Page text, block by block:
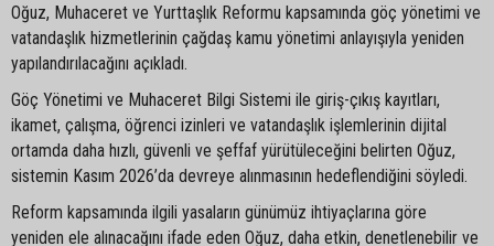
Oğuz, Muhaceret ve Yurttaşlık Reformu kapsamında göç yönetimi ve
vatandaşlık hizmetlerinin çağdaş kamu yönetimi anlayışıyla yeniden
yapılandırılacağını açıkladı.
Göç Yönetimi ve Muhaceret Bilgi Sistemi ile giriş-çıkış kayıtları,
ikamet, çalışma, öğrenci izinleri ve vatandaşlık işlemlerinin dijital
ortamda daha hızlı, güvenli ve şeffaf yürütüleceğini belirten Oğuz,
sistemin Kasım 2026’da devreye alınmasının hedeflendiğini söyledi.
Reform kapsamında ilgili yasaların günümüz ihtiyaçlarına göre
yeniden ele alınacağını ifade eden Oğuz, daha etkin, denetlenebilir ve